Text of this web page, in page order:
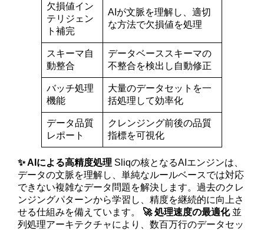
欠損値イン
テリジェン
ト補完
AIが文脈を理解し、適切
な方法で欠損値を処理
スキーマ自
動整合
データベーススキーマの
不整合を検出し自動修正
バッチ処理
機能
大量のデータセットを一
括処理して効率化
データ品質
レポート
クレンジング前後の品質
指標を可視化
✨ AIによる高精度処理 Sliqの核となるAIエンジンは、
データの文脈を理解し、単純なルールベースでは対応
できない複雑なデータ問題を解決します。過去のクレ
ンジングパターンから学習し、精度を継続的に向上さ
せる仕組みを備えています。 🚀 処理速度の最適化並
列処理アーキテクチャにより、数百万行のデータセッ